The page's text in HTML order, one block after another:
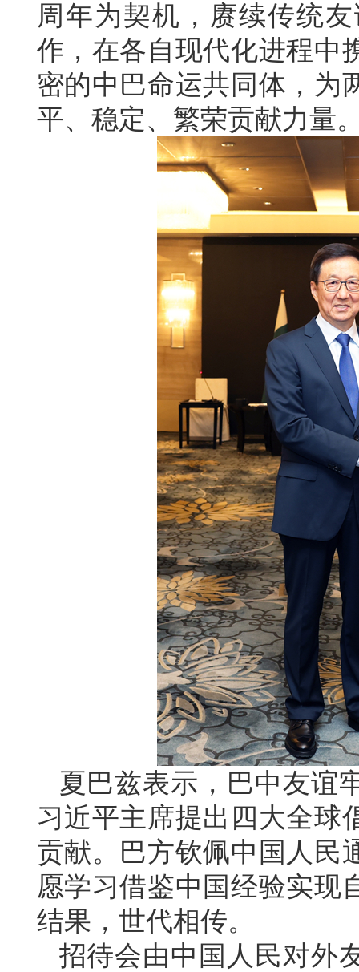
周年为契机，赓续传统
作，在各自现代化进程中
密的中巴命运共同体，为
平、稳定、繁荣贡献力量
夏巴兹表示，巴中友谊
习近平主席提出四大全球
贡献。巴方钦佩中国人民
愿学习借鉴中国经验实现
结果，世代相传。
招待会由中国人民对外